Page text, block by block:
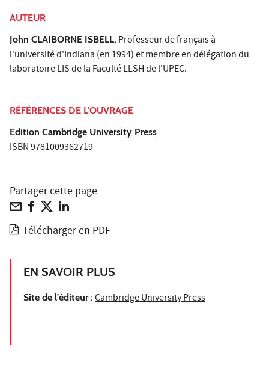
AUTEUR
John CLAIBORNE ISBELL, Professeur de français à
l'université d'Indiana (en 1994) et membre en délégation du
laboratoire LIS de la Faculté LLSH de l'UPEC.
RÉFÉRENCES DE L'OUVRAGE
Edition Cambridge University Press
ISBN 9781009362719
Partager cette page
Télécharger en PDF
EN SAVOIR PLUS
Site de l'éditeur : Cambridge University Press